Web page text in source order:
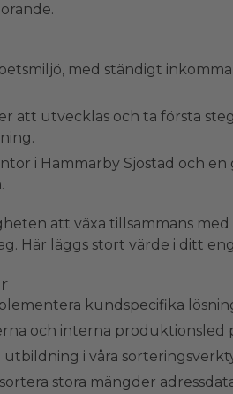
med ständigt
att utvecklas och ta första
i Hammarby Sjöstad och
att växa tillsammans
Här läggs stort värde i ditt
kundspecifika
och interna produktionsled
i våra
stora mängder